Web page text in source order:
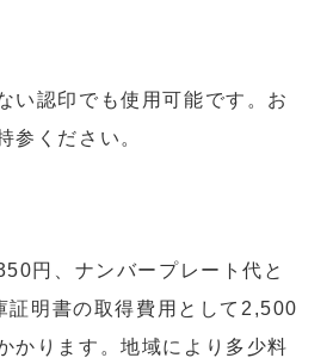
い認印でも使用可能です。お
参ください。
円、ナンバープレート代と
証明書の取得費用として2,500
かります。地域により多少料